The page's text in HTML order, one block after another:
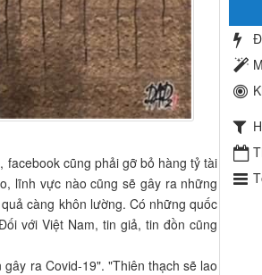
cũng phải gỡ bỏ hàng tỷ tài
lĩnh vực nào cũng sẽ gây ra những
càng khôn lường. Có những quốc
với Việt Nam, tin giả, tin đồn cũng
ra Covid-19". "Thiên thạch sẽ lao